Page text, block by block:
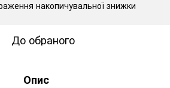
накопичувальної знижки
До обраного
Опис